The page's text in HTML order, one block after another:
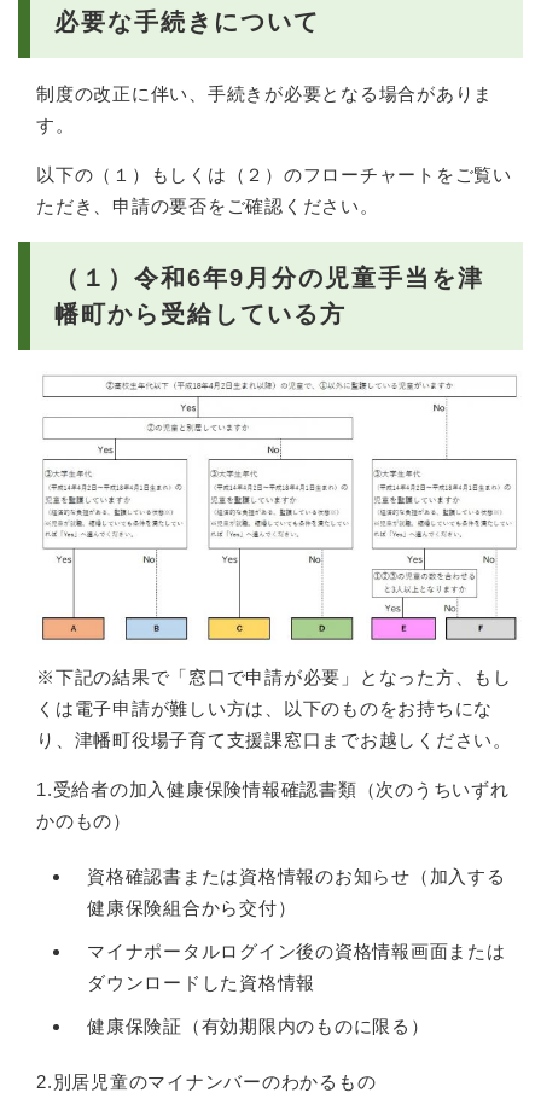
必要な手続きについて
制度の改正に伴い、手続きが必要となる場合がありま
す。
以下の（１）もしくは（２）のフローチャートをご覧い
ただき、申請の要否をご確認ください。
（１）令和6年9月分の児童手当を津
幡町から受給している方
※下記の結果で「窓口で申請が必要」となった方、もし
くは電子申請が難しい方は、以下のものをお持ちにな
り、津幡町役場子育て支援課窓口までお越しください。
1.受給者の加入健康保険情報確認書類（次のうちいずれ
かのもの）
資格確認書または資格情報のお知らせ（加入する
健康保険組合から交付）
マイナポータルログイン後の資格情報画面または
ダウンロードした資格情報
健康保険証（有効期限内のものに限る）
2.別居児童のマイナンバーのわかるもの